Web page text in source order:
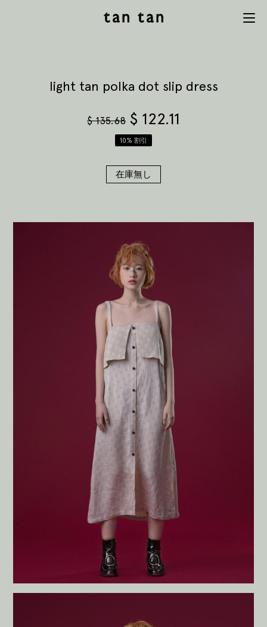
light tan polka dot slip dress
$ 135.68 $ 122.11
10% 割引
在庫無し